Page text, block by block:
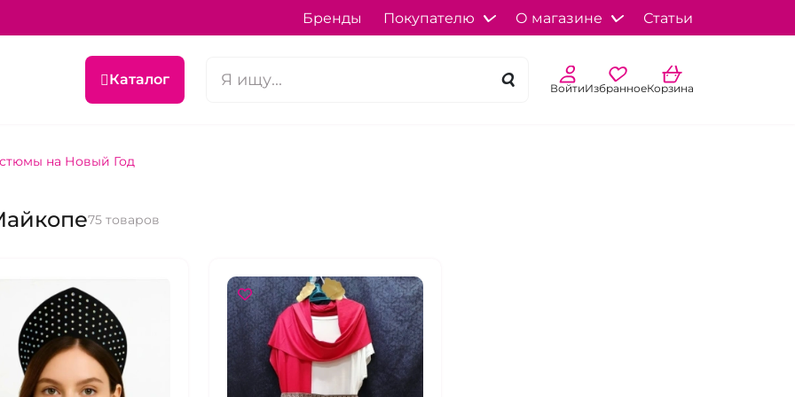
Бренды Покупателю О магазине Статьи
Каталог ВойтиИзбранноеКорзина
на Новый Год
75 товаров